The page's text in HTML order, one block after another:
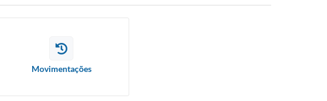
Movimentações